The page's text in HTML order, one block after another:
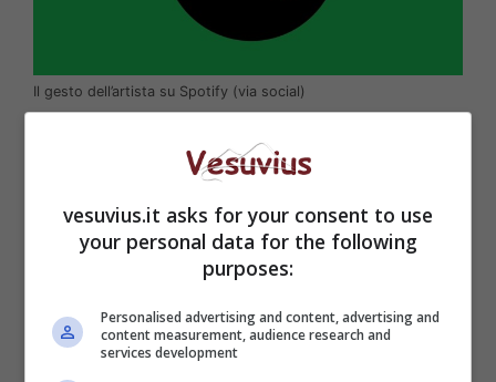
Il gesto dell’artista su Spotify (via social)
vesuvius.it asks for your consent to use
your personal data for the following
purposes:
Personalised advertising and content, advertising and
content measurement, audience research and
services development